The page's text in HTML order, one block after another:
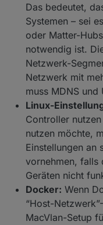
Das bedeutet,
Systemen – sei
oder Matter-
notwendig ist.
Netzwerk-
Netzwerk mit
muss MDNS
Linux-
Controller
nutzen möchte,
Einstellungen an
vornehmen, falls
Geräten nicht
Docker: Wenn
“Host-
MacVlan-Setup